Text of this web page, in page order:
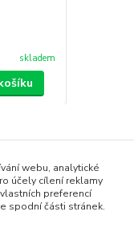
skladem
webu, analytické
účely cílení reklamy
preferencí
spodní části stránek.